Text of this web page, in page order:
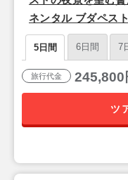
ネンタル ブダペス
5日間 6日間 7
旅行代金 245,800
ツ